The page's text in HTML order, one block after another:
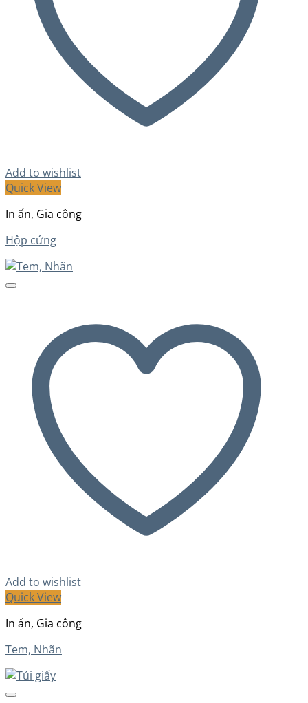
Add to wishlist
Quick View
In ấn, Gia công
Hộp cứng
Add to wishlist
Quick View
In ấn, Gia công
Tem, Nhãn